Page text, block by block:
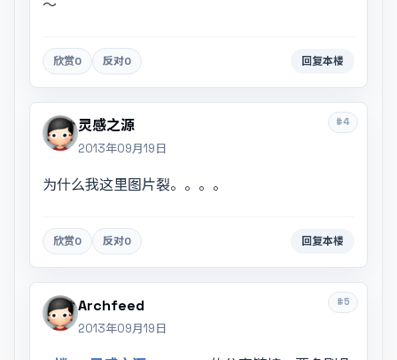
～
欣赏0 反对0 回复本楼
#4
灵感之源
2013年09月19日
为什么我这里图片裂。。。。
欣赏0 反对0 回复本楼
#5
Archfeed
2013年09月19日